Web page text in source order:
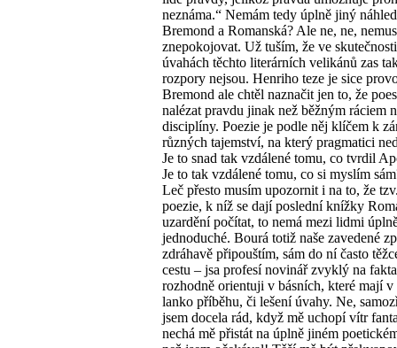
neznáma.“ Nemám tedy úplně jiný
Bremond a Romanská? Ale ne, ne,
znepokojovat. Už tuším, že ve
úvahách těchto literárních velikánů zas
rozpory nejsou. Henriho teze je sice
Bremond ale chtěl naznačit jen to, že
nalézat pravdu jinak než běžným ráciem
disciplíny. Poezie je podle něj klíčem k
různých tajemství, na který pragmatici
Je to snad tak vzdálené tomu, co tvrdil
Je to tak vzdálené tomu, co si myslím
Leč přesto musím upozornit i na to, že
poezie, k níž se dají poslední knížky
uzardění počítat, to nemá mezi lidmi
jednoduché. Bourá totiž naše zavedené
zdráhavě připouštím, sám do ní často
cestu – jsa profesí novinář zvyklý na
rozhodně orientuji v básních, které mají v
lanko příběhu, či lešení úvahy. Ne,
jsem docela rád, když mě uchopí vítr
nechá mě přistát na úplně jiném